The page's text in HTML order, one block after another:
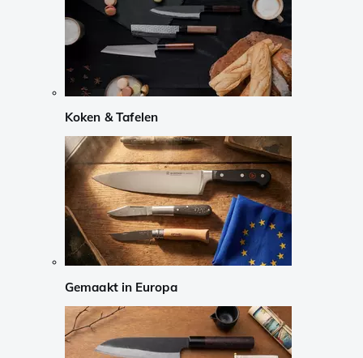
Koken & Tafelen
Gemaakt in Europa